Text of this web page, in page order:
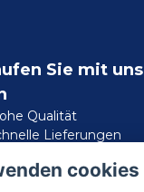
Sie mit uns
Qualität
Lieferungen
cookies